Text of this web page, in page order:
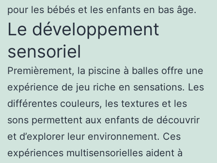
pour les bébés et les enfants en bas âge.
Le développement
sensoriel
Premièrement, la piscine à balles offre une
expérience de jeu riche en sensations. Les
différentes couleurs, les textures et les
sons permettent aux enfants de découvrir
et d’explorer leur environnement. Ces
expériences multisensorielles aident à